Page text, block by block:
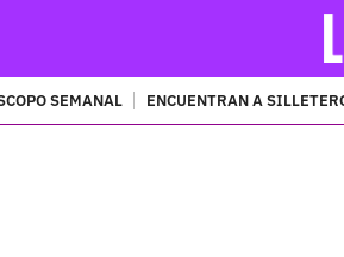
SEMANAL ENCUENTRAN A